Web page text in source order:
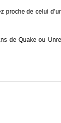
proche de celui
de Quake ou